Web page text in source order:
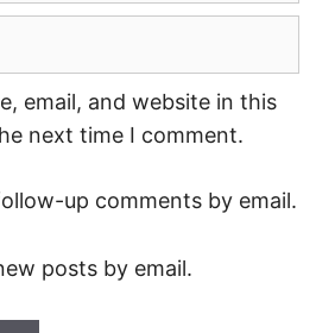
email, and website in this
next time I comment.
up comments by email.
posts by email.